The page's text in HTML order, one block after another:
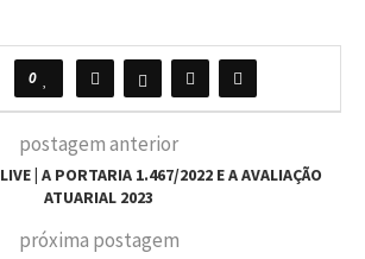
0
postagem anterior
| A PORTARIA 1.467/2022 E A AVALIAÇÃO
ATUARIAL 2023
próxima postagem